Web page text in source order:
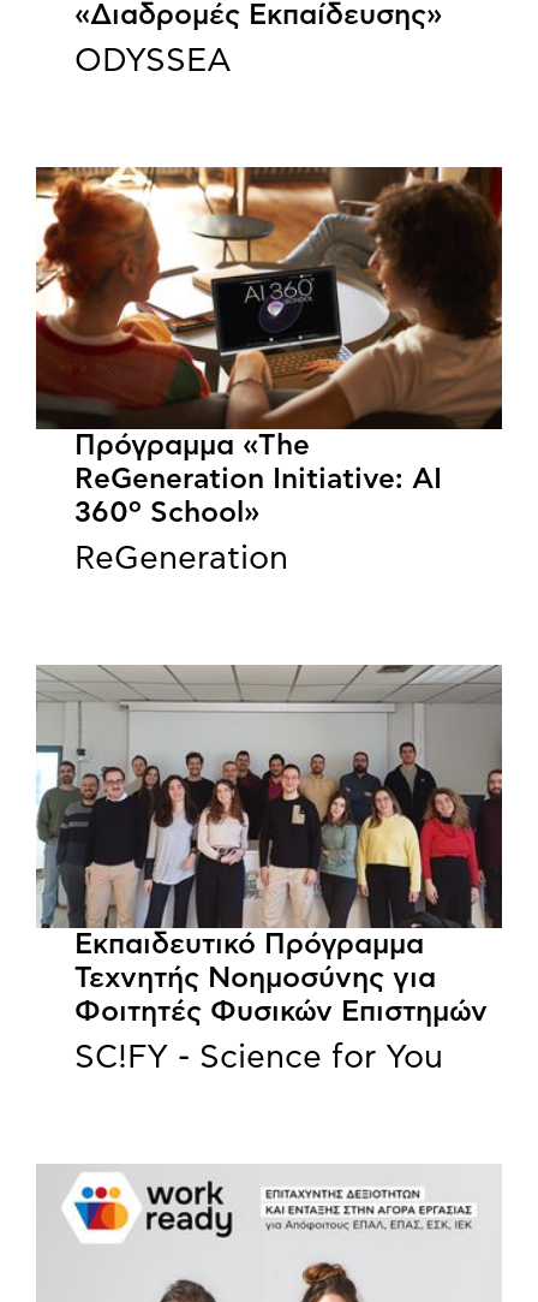
«Διαδρομές Εκπαίδευσης»
ODYSSEA
Πρόγραμμα «The
ReGeneration Initiative: AI
360º School»
ReGeneration
Εκπαιδευτικό Πρόγραμμα
Τεχνητής Νοημοσύνης για
Φοιτητές Φυσικών Επιστημών
SC!FY - Science for You